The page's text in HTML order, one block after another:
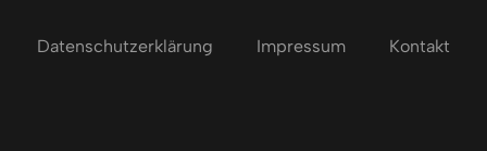
Datenschutzerklärung Impressum Kontakt